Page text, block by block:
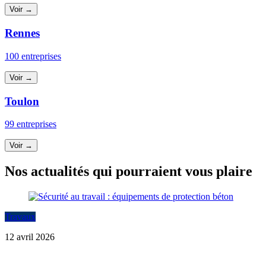
Voir →
Rennes
100 entreprises
Voir →
Toulon
99 entreprises
Voir →
Nos actualités qui pourraient vous plaire
Travaux
12 avril 2026